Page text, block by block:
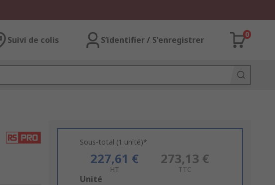
Suivi de colis S’identifier / S'enregistrer
0
Sous-total (1 unité)*
227,61 €
HT
273,13 €
TTC
Add
Unité